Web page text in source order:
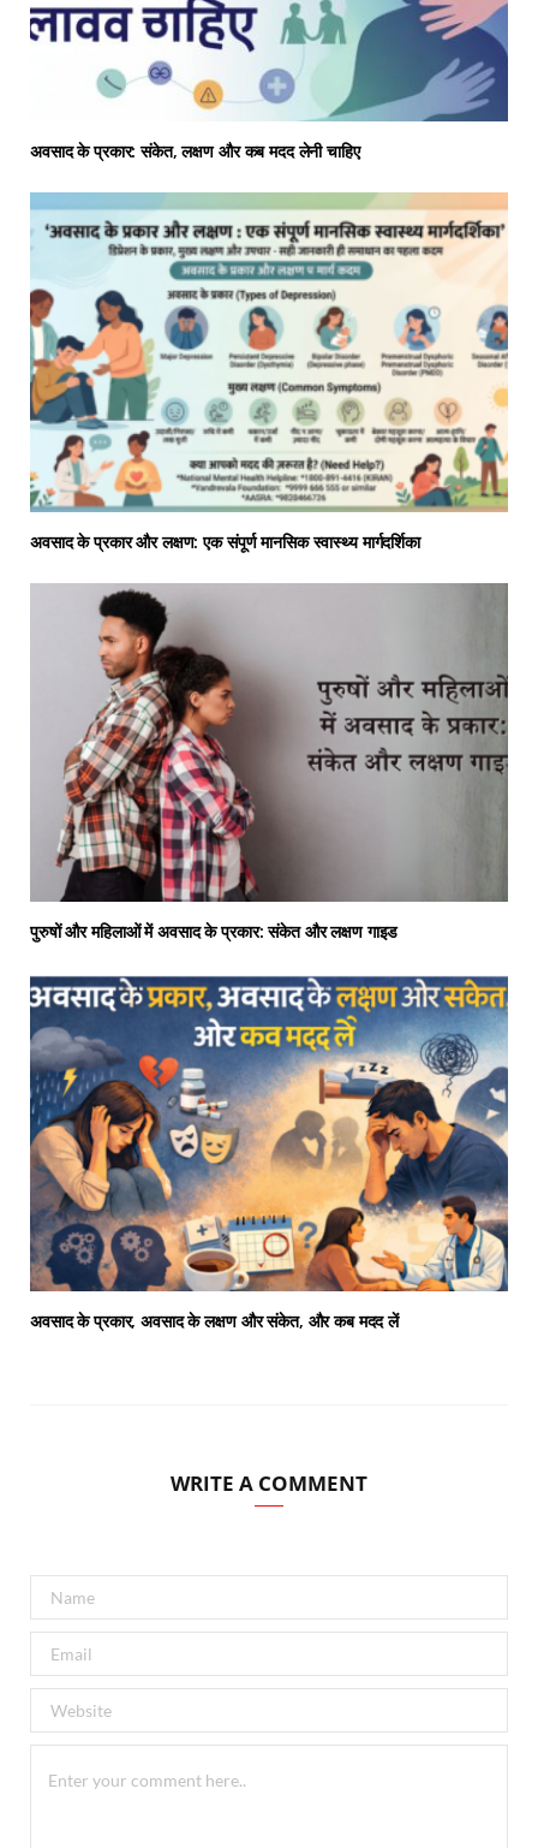
अवसाद के प्रकार: संकेत, लक्षण और कब मदद लेनी चाहिए
अवसाद के प्रकार और लक्षण: एक संपूर्ण मानसिक स्वास्थ्य मार्गदर्शिका
पुरुषों और महिलाओं में अवसाद के प्रकार: संकेत और लक्षण गाइड
अवसाद के प्रकार, अवसाद के लक्षण और संकेत, और कब मदद लें
WRITE A COMMENT